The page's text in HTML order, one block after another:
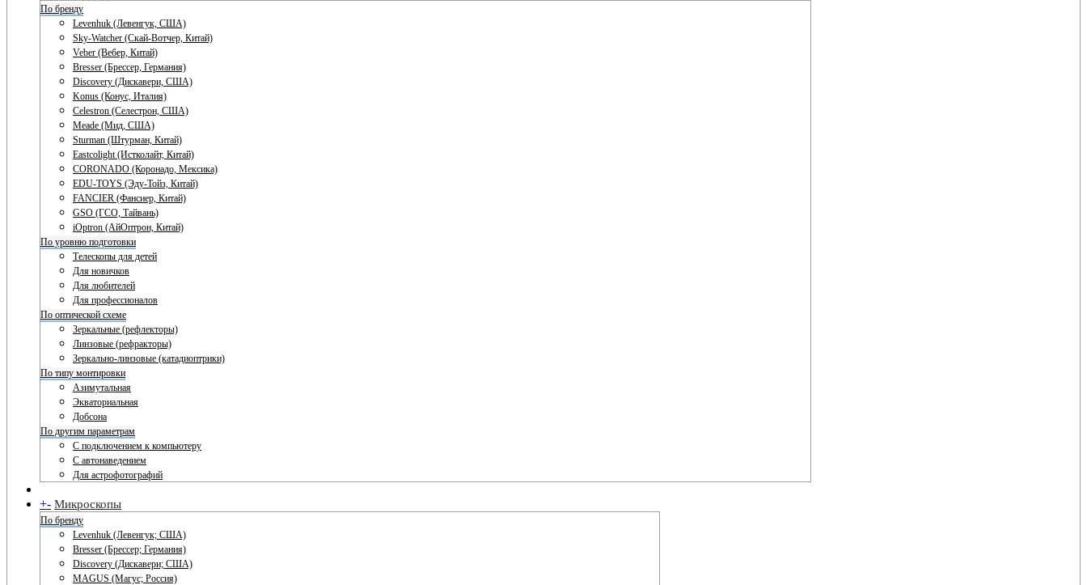
По бренду
Levenhuk (Левенгук, США)
Sky-Watcher (Скай-Вотчер, Китай)
Veber (Вебер, Китай)
Bresser (Брессер, Германия)
Discovery (Дискавери, США)
Konus (Конус, Италия)
Celestron (Селестрон, США)
Meade (Мид, США)
Sturman (Штурман, Китай)
Eastcolight (Истколайт, Китай)
CORONADO (Коронадо, Мексика)
EDU-TOYS (Эду-Тойз, Китай)
FANCIER (Фансиер, Китай)
GSO (ГСО, Тайвань)
iOptron (АйОптрон, Китай)
По уровню подготовки
Телескопы для детей
Для новичков
Для любителей
Для профессионалов
По оптической схеме
Зеркальные (рефлекторы)
Линзовые (рефракторы)
Зеркально-линзовые (катадиоптрики)
По типу монтировки
Азимутальная
Экваториальная
Добсона
По другим параметрам
С подключением к компьютеру
С автонаведением
Для астрофотографий
+- Микроскопы
По бренду
Levenhuk (Левенгук; США)
Bresser (Брессер; Германия)
Discovery (Дискавери; США)
MAGUS (Магус; Россия)